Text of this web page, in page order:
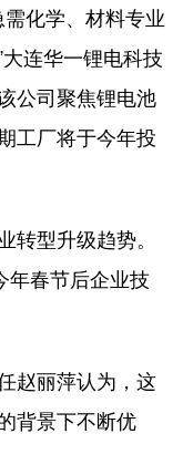
化学、材料专业
连华一锂电科技
公司聚焦锂电池
工厂将于今年投
型升级趋势。
年春节后企业技
丽萍认为，这
背景下不断优